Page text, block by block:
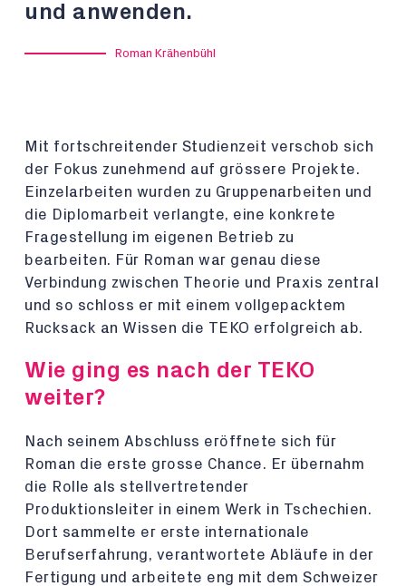
und anwenden.
Roman Krähenbühl
Mit fortschreitender Studienzeit verschob sich
der Fokus zunehmend auf grössere Projekte.
Einzelarbeiten wurden zu Gruppenarbeiten und
die Diplomarbeit verlangte, eine konkrete
Fragestellung im eigenen Betrieb zu
bearbeiten. Für Roman war genau diese
Verbindung zwischen Theorie und Praxis zentral
und so schloss er mit einem vollgepacktem
Rucksack an Wissen die TEKO erfolgreich ab.
Wie ging es nach der TEKO
weiter?
Nach seinem Abschluss eröffnete sich für
Roman die erste grosse Chance. Er übernahm
die Rolle als stellvertretender
Produktionsleiter in einem Werk in Tschechien.
Dort sammelte er erste internationale
Berufserfahrung, verantwortete Abläufe in der
Fertigung und arbeitete eng mit dem Schweizer